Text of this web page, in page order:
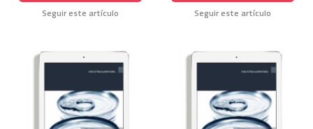
Seguir este artículo Seguir este artículo